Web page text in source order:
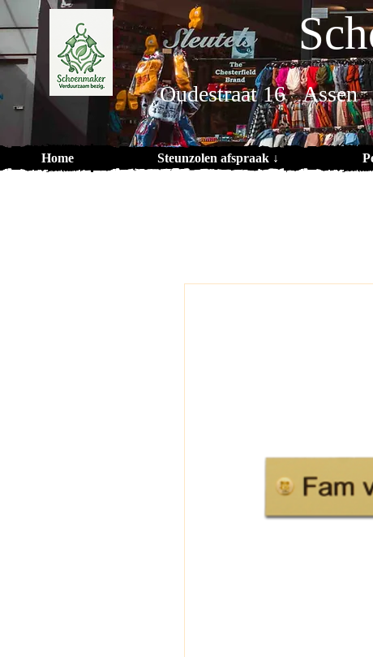
Oudestraat 16 Assen
Home Steunzolen afspraak ↓